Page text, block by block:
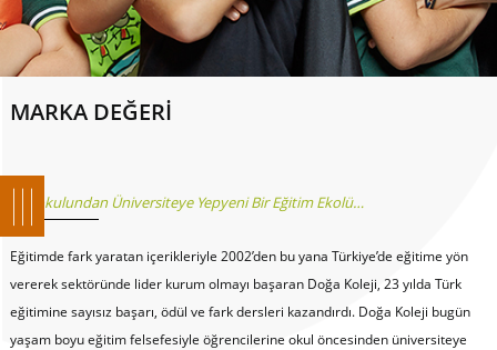
MARKA DEĞERİ
Anaokulundan Üniversiteye Yepyeni Bir Eğitim Ekolü…
Eğitimde fark yaratan içerikleriyle 2002’den bu yana Türkiye’de eğitime yön
vererek sektöründe lider kurum olmayı başaran Doğa Koleji, 23 yılda Türk
eğitimine sayısız başarı, ödül ve fark dersleri kazandırdı. Doğa Koleji bugün
yaşam boyu eğitim felsefesiyle öğrencilerine okul öncesinden üniversiteye